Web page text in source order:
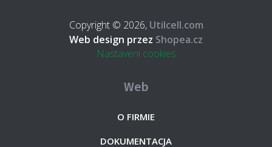
Copyright © 2026, Utilcell.com
Web design przez Shopea.cz
Nastavení cookies
Web
O FIRMIE
DOKUMENTACJA